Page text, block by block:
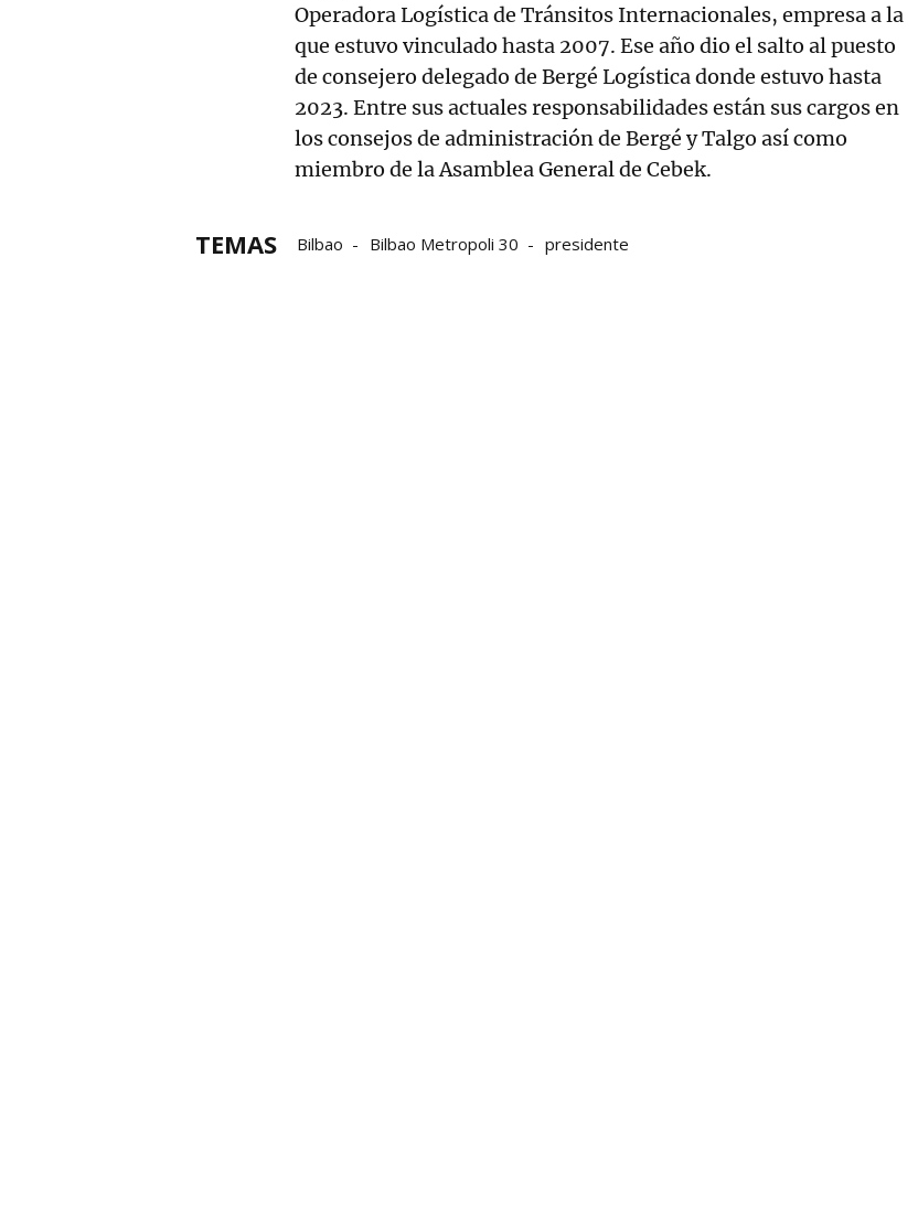
Operadora Logística de Tránsitos Internacionales, empresa a la
que estuvo vinculado hasta 2007. Ese año dio el salto al puesto
de consejero delegado de Bergé Logística donde estuvo hasta
2023. Entre sus actuales responsabilidades están sus cargos en
los consejos de administración de Bergé y Talgo así como
miembro de la Asamblea General de Cebek.
TEMAS Bilbao Bilbao Metropoli 30 presidente